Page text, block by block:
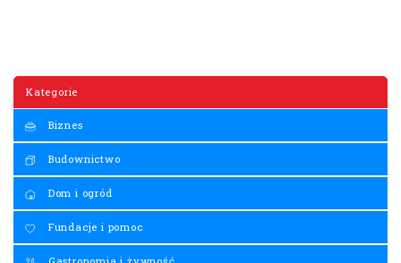
Kategorie
Biznes
Budownictwo
Dom i ogród
Fundacje i pomoc